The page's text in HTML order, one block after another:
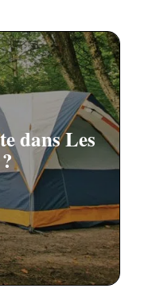
dans Les